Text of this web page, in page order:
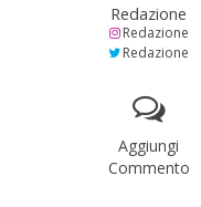
Redazione
Redazione
Redazione
Aggiungi
Commento